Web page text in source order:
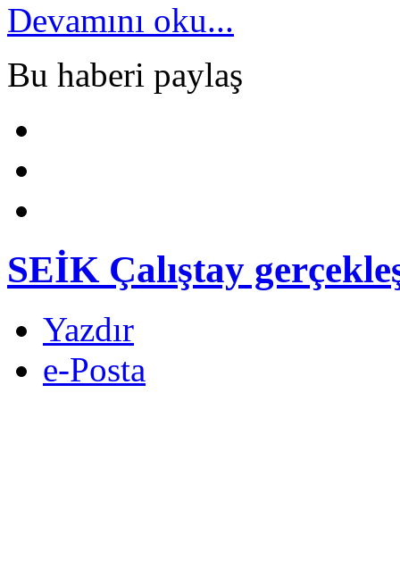
Devamını oku...
Bu haberi paylaş
SEİK Çalıştay
Yazdır
e-Posta